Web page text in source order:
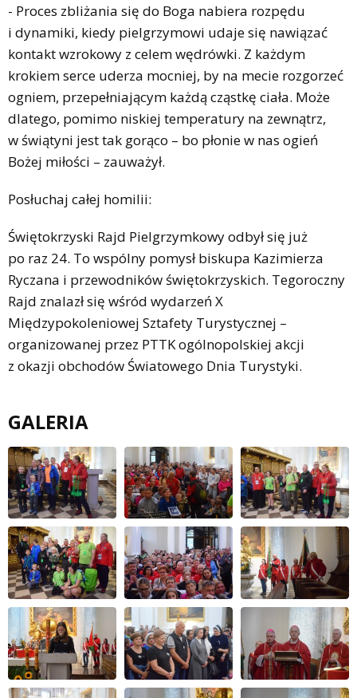
- Proces zbliżania się do Boga nabiera rozpędu
i dynamiki, kiedy pielgrzymowi udaje się nawiązać
kontakt wzrokowy z celem wędrówki. Z każdym
krokiem serce uderza mocniej, by na mecie rozgorzeć
ogniem, przepełniającym każdą cząstkę ciała. Może
dlatego, pomimo niskiej temperatury na zewnątrz,
w świątyni jest tak gorąco – bo płonie w nas ogień
Bożej miłości – zauważył.
Posłuchaj całej homilii:
Świętokrzyski Rajd Pielgrzymkowy odbył się już
po raz 24. To wspólny pomysł biskupa Kazimierza
Ryczana i przewodników świętokrzyskich. Tegoroczny
Rajd znalazł się wśród wydarzeń X
Międzypokoleniowej Sztafety Turystycznej –
organizowanej przez PTTK ogólnopolskiej akcji
z okazji obchodów Światowego Dnia Turystyki.
GALERIA